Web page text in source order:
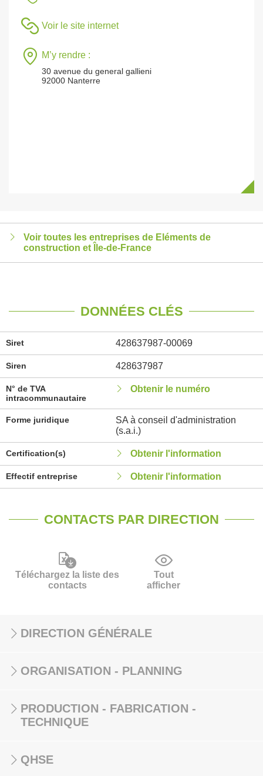
Voir le site internet
M’y rendre :
30 avenue du general gallieni
92000 Nanterre
Voir toutes les entreprises de Eléments de
construction et Île-de-France
DONNÉES CLÉS
Siret 428637987-00069
Siren 428637987
N° de TVA
intracommunautaire
Obtenir le numéro
Forme juridique
SA à conseil d'administration
(s.a.i.)
Certification(s) Obtenir l'information
Effectif entreprise Obtenir l'information
CONTACTS PAR DIRECTION
Téléchargez la liste des
contacts
Tout
afficher
DIRECTION GÉNÉRALE
ORGANISATION - PLANNING
PRODUCTION - FABRICATION -
TECHNIQUE
QHSE